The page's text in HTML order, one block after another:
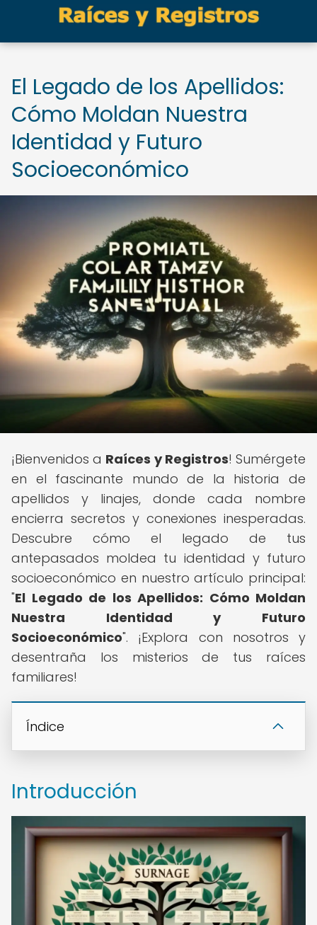
El Legado de los Apellidos:
Cómo Moldan Nuestra
Identidad y Futuro
Socioeconómico
¡Bienvenidos a Raíces y Registros! Sumérgete
en el fascinante mundo de la historia de
apellidos y linajes, donde cada nombre
encierra secretos y conexiones inesperadas.
Descubre cómo el legado de tus
antepasados moldea tu identidad y futuro
socioeconómico en nuestro artículo principal:
"El Legado de los Apellidos: Cómo Moldan
Nuestra Identidad y Futuro
Socioeconómico". ¡Explora con nosotros y
desentraña los misterios de tus raíces
familiares!
Índice
Introducción